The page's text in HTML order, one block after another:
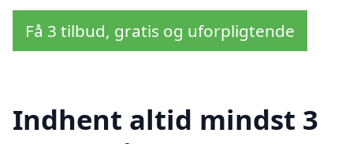
Få 3 tilbud, gratis og uforpligtende
Indhent altid mindst 3